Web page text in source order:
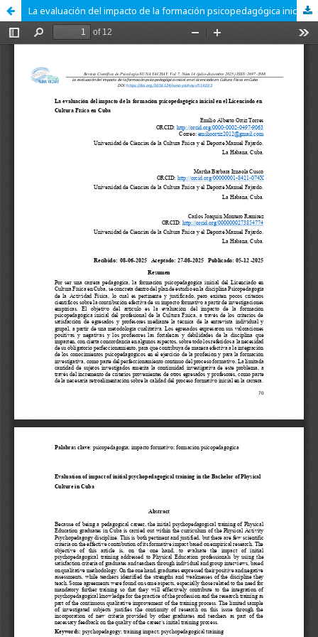
La evaluación del impacto de la formación psicopedagógica inicial en el Licenciado en Cultura Física en Cuba